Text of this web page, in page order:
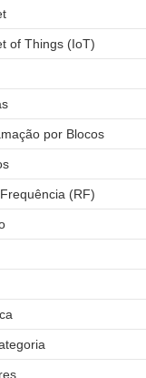
of Things (IoT)
por Blocos
(RF)